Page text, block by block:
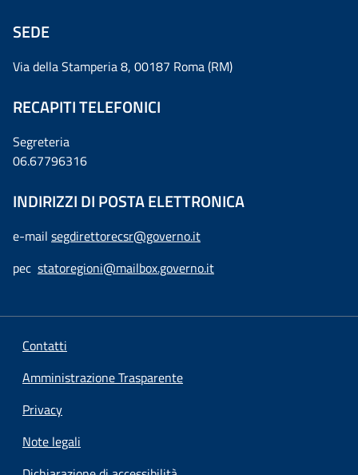
SEDE
Via della Stamperia 8, 00187 Roma (RM)
RECAPITI TELEFONICI
Segreteria
06.67796316
INDIRIZZI DI POSTA ELETTRONICA
e-mail segdirettorecsr@governo.it
pec statoregioni@mailbox.governo.it
Contatti
Amministrazione Trasparente
Privacy
Note legali